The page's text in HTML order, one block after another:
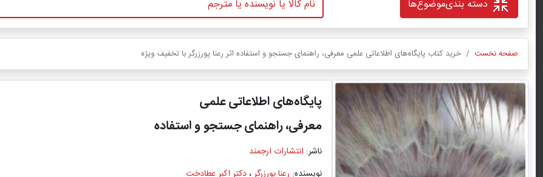
دسته بندیموضوع‌ها
صفحه نخست خرید کتاب پایگاه‌های اطلاعاتی علمی معرفی، راهنمای جستجو و استفاده اثر رعنا پورزرگر با تخفیف ویژه
پایگاه‌های اطلاعاتی علمی
معرفی، راهنمای جستجو و استفاده
ناشر: انتشارات ارجمند
نویسنده: رعنا پورزرگر ،دکتر اکبر عطادخت